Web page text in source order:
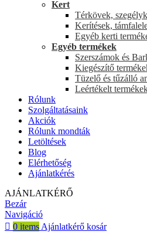
Kert
Térkövek,
Kerítések,
Egyéb kerti
Egyéb termékek
Szerszámok és
Kiegészítő
Tüzelő és tűzálló
Leértékelt
Rólunk
Szolgáltatásaink
Akciók
Rólunk mondták
Letöltések
Blog
Elérhetőség
Ajánlatkérés
AJÁNLATKÉRŐ
Bezár
Navigáció
0 items Ajánlatkérő kosár